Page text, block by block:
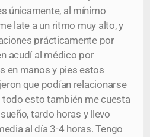
únicamente, al mínimo
late a un ritmo muy alto, y
prácticamente por
acudí al médico por
en manos y pies estos
que podían relacionarse
esto también me cuesta
tardo horas y llevo
al día 3-4 horas. Tengo